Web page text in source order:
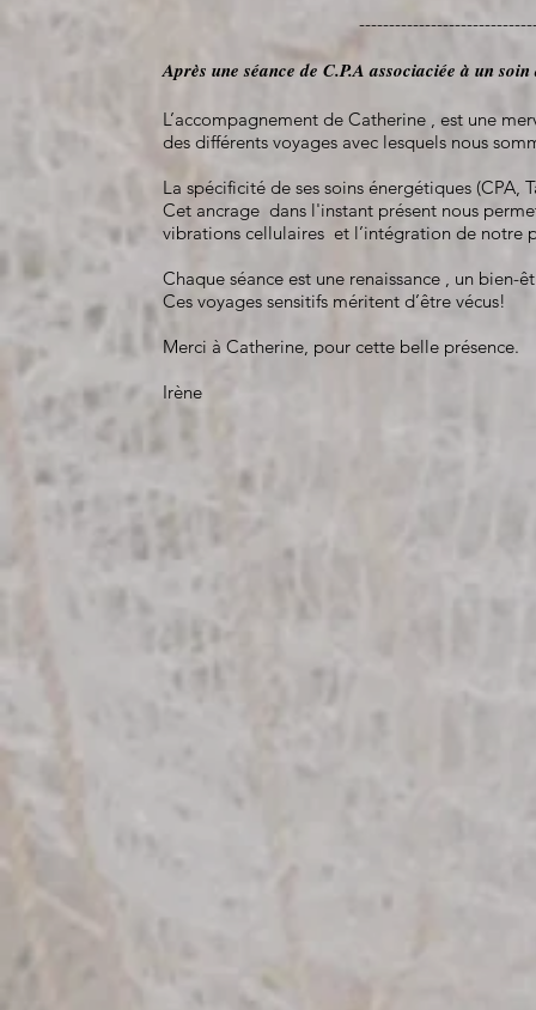
Après une séance de C.P.A associaciée à un
L’accompagnement de Catherine , est une
des différents voyages avec lesquels nous
La spécificité de ses soins énergétiques
Cet ancrage dans l'instant présent nous
vibrations cellulaires et l’intégration de notre
Chaque séance est une renaissance , un bien-
Ces voyages sensitifs méritent d’être vécus!
Merci à Catherine, pour cette belle présence.
Irène